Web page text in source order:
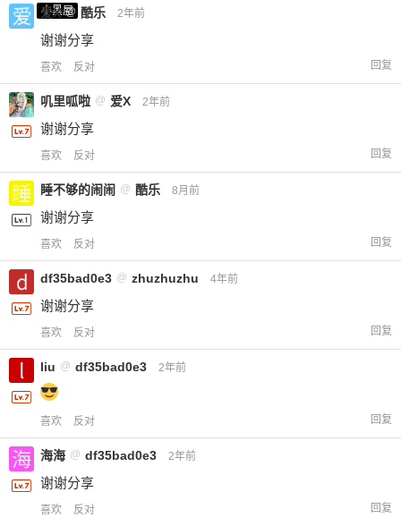
小黑屋
爱X @ 酷乐 2年前
谢谢分享
喜欢 反对 回复
叽里呱啦 @ 爱X 2年前
谢谢分享
喜欢 反对 回复
睡不够的闹闹 @ 酷乐 8月前
谢谢分享
喜欢 反对 回复
df35bad0e3 @ zhuzhuzhu 4年前
谢谢分享
喜欢 反对 回复
liu @ df35bad0e3 2年前
喜欢 反对 回复
海海 @ df35bad0e3 2年前
谢谢分享
喜欢 反对 回复